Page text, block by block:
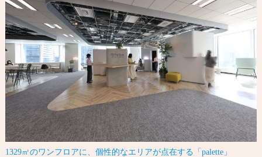
1329㎡のワンフロアに、個性的なエリアが点在する「palette」